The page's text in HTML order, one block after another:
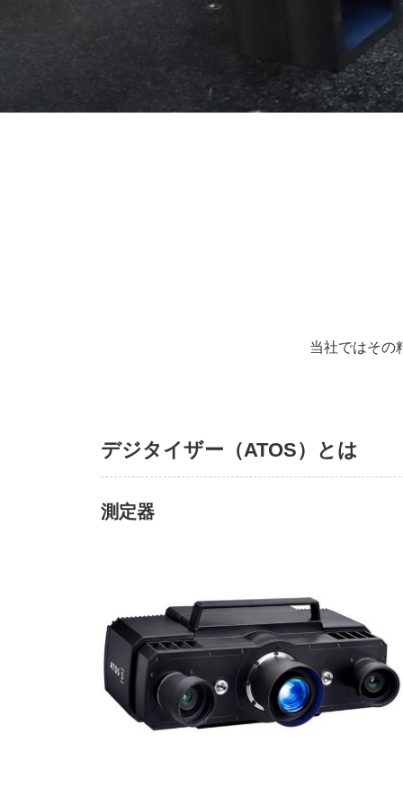
当社ではその
デジタイザー（ATOS）とは
測定器